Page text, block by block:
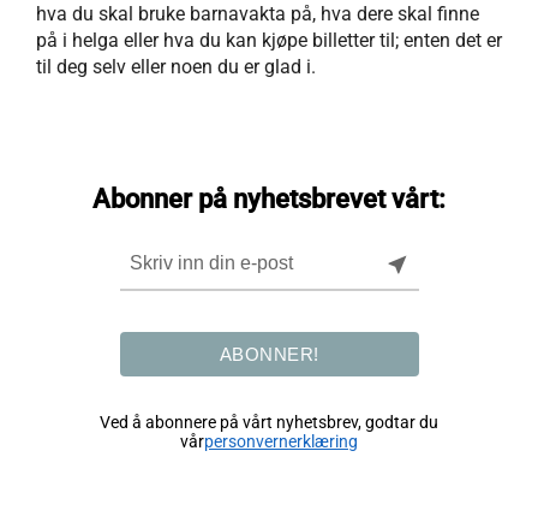
hva du skal bruke barnavakta på, hva dere skal finne
på i helga eller hva du kan kjøpe billetter til; enten det er
til deg selv eller noen du er glad i.
Abonner på nyhetsbrevet vårt:
near_me
ABONNER!
Ved å abonnere på vårt nyhetsbrev, godtar du
vårpersonvernerklæring